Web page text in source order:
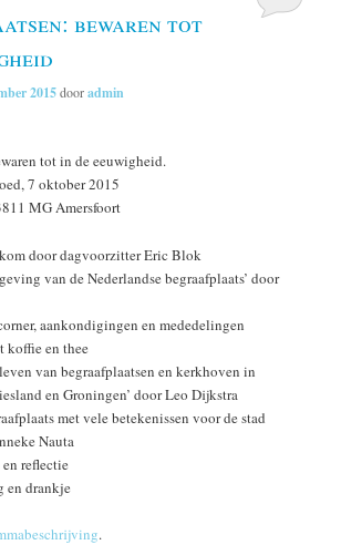
bewaren tot
2015dooradmin
tot in de eeuwigheid.
7 oktober 2015
MG Amersfoort
door dagvoorzitter Eric Blok
van de Nederlandse begraafplaats’ door
aankondigingen en mededelingen
koffie en thee
van begraafplaatsen en kerkhoven in
en Groningen’ door Leo Dijkstra
met vele betekenissen voor de stad
Nauta
reflectie
en drankje
.